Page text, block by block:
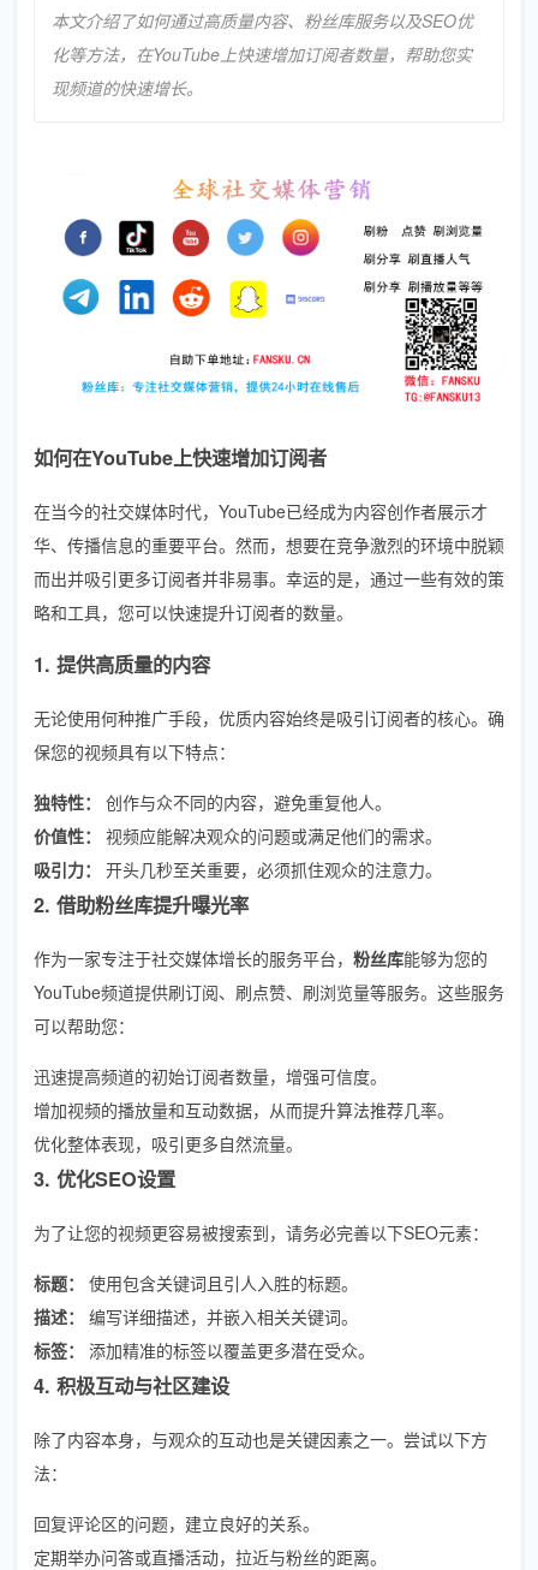
本文介绍了如何通过高质量内容、粉丝库服务以及SEO优
化等方法，在YouTube上快速增加订阅者数量，帮助您实
现频道的快速增长。
如何在YouTube上快速增加订阅者
在当今的社交媒体时代，YouTube已经成为内容创作者展示才
华、传播信息的重要平台。然而，想要在竞争激烈的环境中脱颖
而出并吸引更多订阅者并非易事。幸运的是，通过一些有效的策
略和工具，您可以快速提升订阅者的数量。
1. 提供高质量的内容
无论使用何种推广手段，优质内容始终是吸引订阅者的核心。确
保您的视频具有以下特点：
独特性：
创作与众不同的内容，避免重复他人。
价值性：
视频应能解决观众的问题或满足他们的需求。
吸引力：
开头几秒至关重要，必须抓住观众的注意力。
2. 借助粉丝库提升曝光率
作为一家专注于社交媒体增长的服务平台， 粉丝库能够为您的
YouTube频道提供刷订阅、刷点赞、刷浏览量等服务。这些服务
可以帮助您：
迅速提高频道的初始订阅者数量，增强可信度。
增加视频的播放量和互动数据，从而提升算法推荐几率。
优化整体表现，吸引更多自然流量。
3. 优化SEO设置
为了让您的视频更容易被搜索到，请务必完善以下SEO元素：
标题：
使用包含关键词且引人入胜的标题。
描述：
编写详细描述，并嵌入相关关键词。
标签：
添加精准的标签以覆盖更多潜在受众。
4. 积极互动与社区建设
除了内容本身，与观众的互动也是关键因素之一。尝试以下方
法：
回复评论区的问题，建立良好的关系。
定期举办问答或直播活动，拉近与粉丝的距离。